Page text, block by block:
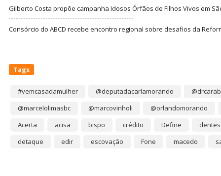
Gilberto Costa propõe campanha Idosos Órfãos de Filhos Vivos em
Consórcio do ABCD recebe encontro regional sobre desafios da
Tags
#vemcasadamulher @deputadacarlamorando
@marcelolimasbc
@marcovinholi
@orlandomorando
Acerta
acisa bispo crédito Define
dentes
detaque
edir escovação Fone macedo